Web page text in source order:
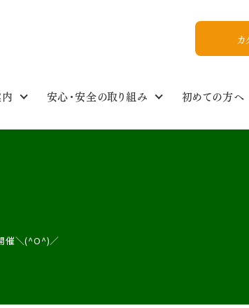
安心・安全の取り組み 初めての方へ
催＼(^O^)／